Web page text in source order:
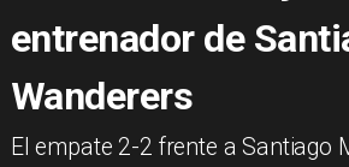
entrenador de
Wanderers
​El empate 2-2 frente a Santiago